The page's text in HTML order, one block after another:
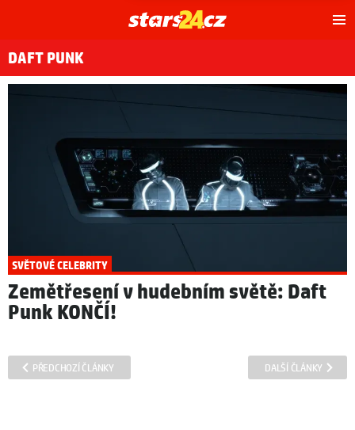
DAFT PUNK
SVĚTOVÉ CELEBRITY
Zemětřesení v hudebním světě: Daft
Punk KONČÍ!
PŘEDCHOZÍ ČLÁNKY DALŠÍ ČLÁNKY